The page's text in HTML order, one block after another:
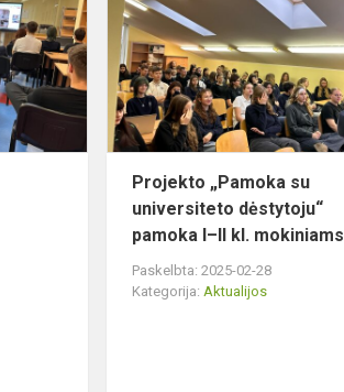
su
universiteto
dėstytoju“
pamoka
II
Projekto „Pamoka su
universiteto dėstytoju“
pamoka I–II kl. mokiniams
Paskelbta: 2025-02-28
Kategorija:Aktualijos